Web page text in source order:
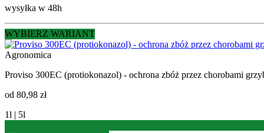
wysyłka w 48h
WYBIERZ WARIANT
Agronomica
Proviso 300EC (protiokonazol) - ochrona zbóż przez chorobami
od 80,98 zł
1l | 5l